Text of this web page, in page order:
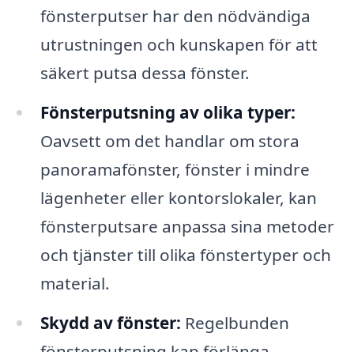
fönsterputser har den nödvändiga
utrustningen och kunskapen för att
säkert putsa dessa fönster.
Fönsterputsning av olika typer:
Oavsett om det handlar om stora
panoramafönster, fönster i mindre
lägenheter eller kontorslokaler, kan
fönsterputsare anpassa sina metoder
och tjänster till olika fönstertyper och
material.
Skydd av fönster: Regelbunden